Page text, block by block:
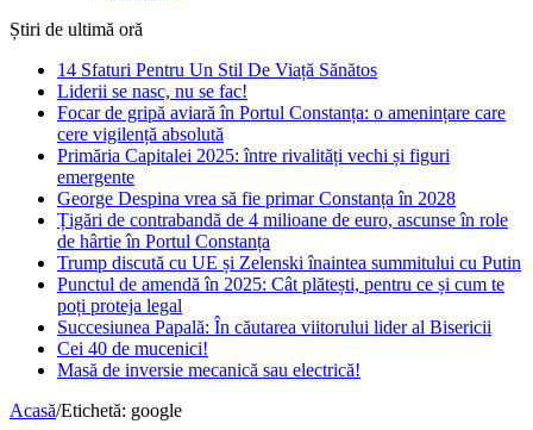
Știri de ultimă oră
14 Sfaturi Pentru Un Stil De Viață Sănătos
Liderii se nasc, nu se fac!
Focar de gripă aviară în Portul Constanța: o amenințare care
cere vigilență absolută
Primăria Capitalei 2025: între rivalități vechi și figuri
emergente
George Despina vrea să fie primar Constanța în 2028
Țigări de contrabandă de 4 milioane de euro, ascunse în role
de hârtie în Portul Constanța
Trump discută cu UE și Zelenski înaintea summitului cu Putin
Punctul de amendă în 2025: Cât plătești, pentru ce și cum te
poți proteja legal
Succesiunea Papală: În căutarea viitorului lider al Bisericii
Cei 40 de mucenici!
Masă de inversie mecanică sau electrică!
Acasă/Etichetă: google